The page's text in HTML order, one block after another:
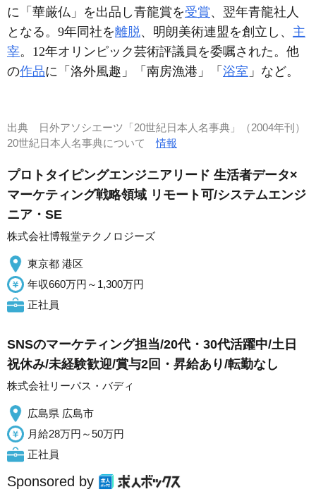
に「華厳仏」を出品し青龍賞を受賞、翌年青龍社人
となる。9年同社を離脱、明朗美術連盟を創立し、 主
宰。12年オリンピック芸術評議員を委嘱された。他
の作品に「洛外風趣」「南房漁港」「 浴室 」など。
出典
日外アソシエーツ「20世紀日本人名事典」（2004年刊）
20世紀日本人名事典について情報
プロトタイピングエンジニアリード 生活者データ×
マーケティング戦略領域 リモート可/システムエンジ
ニア・SE
株式会社博報堂テクノロジーズ
東京都 港区
年収660万円～1,300万円
正社員
SNSのマーケティング担当/20代・30代活躍中/土日
祝休み/未経験歓迎/賞与2回・昇給あり/転勤なし
株式会社リーパス・バディ
広島県 広島市
月給28万円～50万円
正社員
Sponsored by